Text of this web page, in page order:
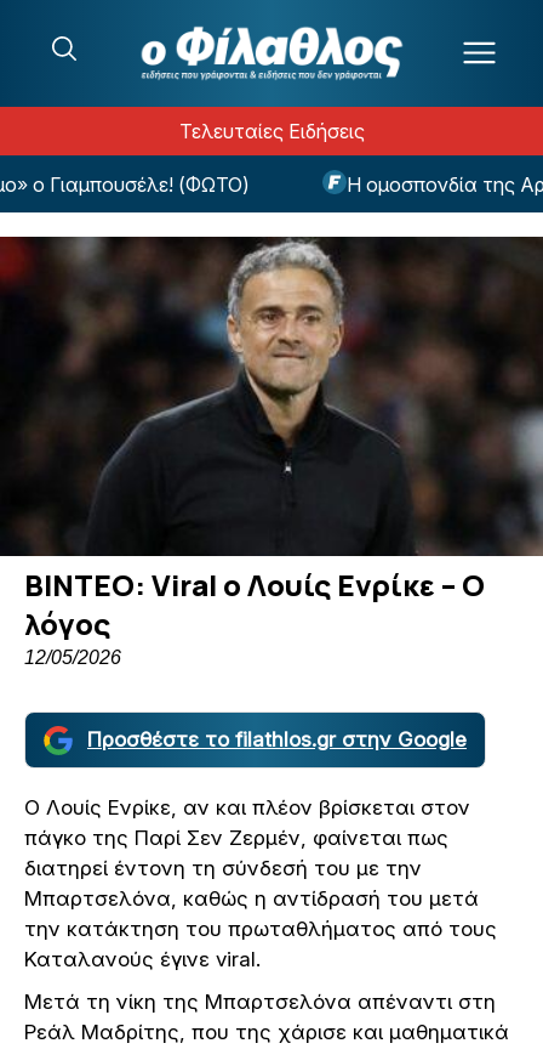
Τελευταίες Ειδήσεις
ο Γιαμπουσέλε! (ΦΩΤΟ) Η ομοσπονδία της
ΒΙΝΤΕΟ: Viral ο Λουίς Ενρίκε – Ο
λόγος
12/05/2026
Προσθέστε το filathlos.gr στην Google
Ο Λουίς Ενρίκε, αν και πλέον βρίσκεται στον
πάγκο της Παρί Σεν Ζερμέν, φαίνεται πως
διατηρεί έντονη τη σύνδεσή του με την
Μπαρτσελόνα, καθώς η αντίδρασή του μετά
την κατάκτηση του πρωταθλήματος από τους
Καταλανούς έγινε viral.
Μετά τη νίκη της Μπαρτσελόνα απέναντι στη
Ρεάλ Μαδρίτης, που της χάρισε και μαθηματικά